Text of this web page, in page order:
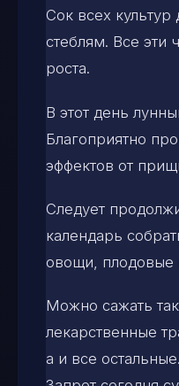
Сок всех
стеблям. Все эти
роста.
В этот день
Благоприятно
эффектов от
Следует
календарь
овощи, плодовые
Можно сажать
лекарственные
а и все остальные.